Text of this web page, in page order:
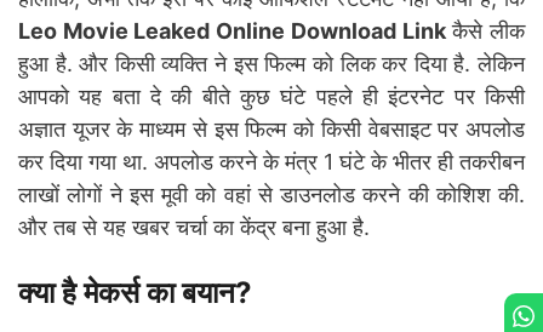
Leo Movie Leaked Online Download Linkकैसे लीक
हुआ है. और किसी व्यक्ति ने इस फिल्म को लिक कर दिया है. लेकिन
आपको यह बता दे की बीते कुछ घंटे पहले ही इंटरनेट पर किसी
अज्ञात यूजर के माध्यम से इस फिल्म को किसी वेबसाइट पर अपलोड
कर दिया गया था. अपलोड करने के मंत्र 1 घंटे के भीतर ही तकरीबन
लाखों लोगों ने इस मूवी को वहां से डाउनलोड करने की कोशिश की.
और तब से यह खबर चर्चा का केंद्र बना हुआ है.
क्या है मेकर्स का बयान?